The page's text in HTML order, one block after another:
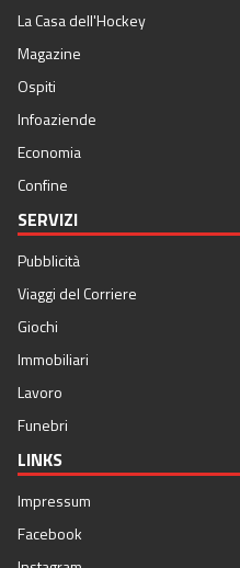
La Casa dell'Hockey
Magazine
Ospiti
Infoaziende
Economia
Confine
SERVIZI
Pubblicità
Viaggi del Corriere
Giochi
Immobiliari
Lavoro
Funebri
LINKS
Impressum
Facebook